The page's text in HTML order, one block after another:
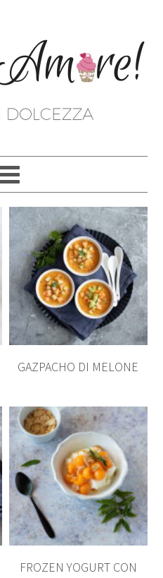
GAZPACHO DI MELONE
FROZEN YOGURT CON